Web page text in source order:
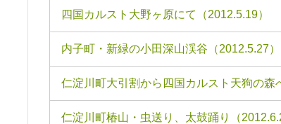
四国カルスト大野ヶ原にて（2012.5.19）
内子町・新緑の小田深山渓谷（2012.5.27）
仁淀川町大引割から四国カルスト天狗の森
仁淀川町椿山・虫送り、太鼓踊り（